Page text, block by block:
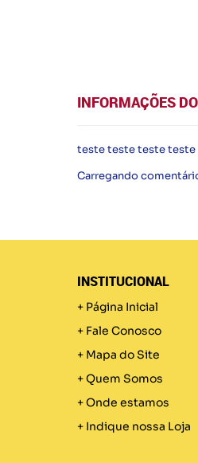
INFORMAÇÕES
teste teste teste teste
Carregando
INSTITUCIONAL
Página Inicial
Fale Conosco
Mapa do Site
Quem Somos
Onde estamos
Indique nossa Loja